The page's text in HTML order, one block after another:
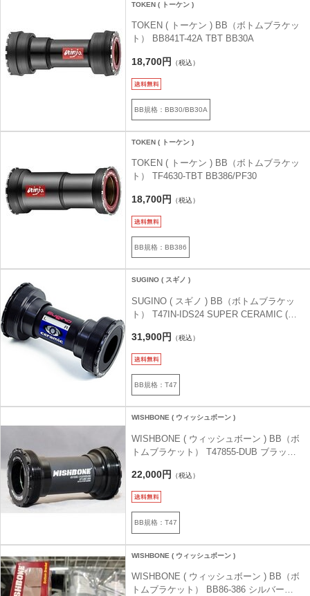
TOKEN ( トーケン )
TOKEN ( トーケン ) BB（ボトムブラケッ
ト） BB841T-42A TBT BB30A
18,700円 （税込）
BB規格：BB30/BB30A
TOKEN ( トーケン )
TOKEN ( トーケン ) BB（ボトムブラケッ
ト） TF4630-TBT BB386/PF30
18,700円 （税込）
BB規格：BB386
SUGINO ( スギノ )
SUGINO ( スギノ ) BB（ボトムブラケッ
ト） T47IN-IDS24 SUPER CERAMIC (
ク
31,900円 （税込）
BB規格：T47
WISHBONE ( ウィッシュボーン )
WISHBONE ( ウィッシュボーン ) BB（ボ
トムブラケット） T47855-DUB ブラック
22,000円 （税込）
BB規格：T47
WISHBONE ( ウィッシュボーン )
WISHBONE ( ウィッシュボーン ) BB（ボ
トムブラケット） BB86-386 シルバー